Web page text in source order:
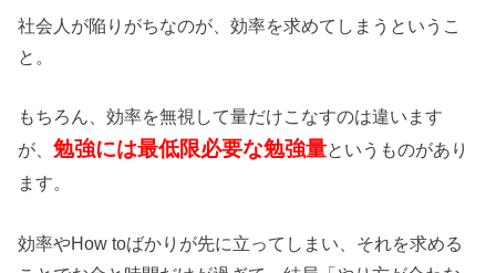
社会人が陥りがちなのが、効率を求めてしまうというこ
と。
もちろん、効率を無視して量だけこなすのは違います
が、勉強には最低限必要な勉強量というものがあり
ます。
効率やHow toばかりが先に立ってしまい、それを求める